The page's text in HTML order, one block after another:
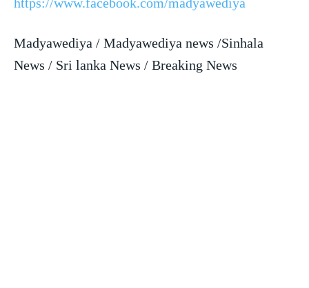
Madyawediya / Madyawediya news /Sinhala
News / Sri lanka News / Breaking News